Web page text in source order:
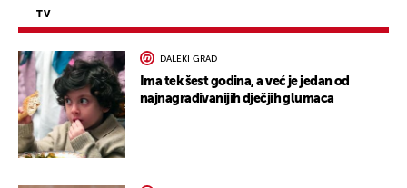
TV
DALEKI GRAD
Ima tek šest godina, a već je jedan od
najnagrađivanijih dječjih glumaca